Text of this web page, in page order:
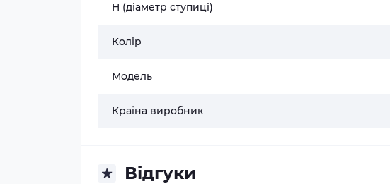
H (діаметр ступиці)
Колір
Модель
Країна виробник
Відгуки